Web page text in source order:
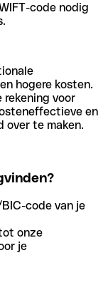
code nodig
hogere kosten.
voor
en
over te maken.
code van je
onze
je